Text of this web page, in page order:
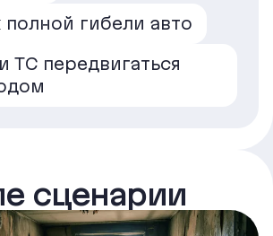
полной гибели авто
ТС передвигаться
сценарии